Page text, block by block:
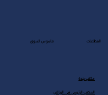
قاموس السوق القطاعات
مكتب جدة
المكتب الرئيسي في الرياض